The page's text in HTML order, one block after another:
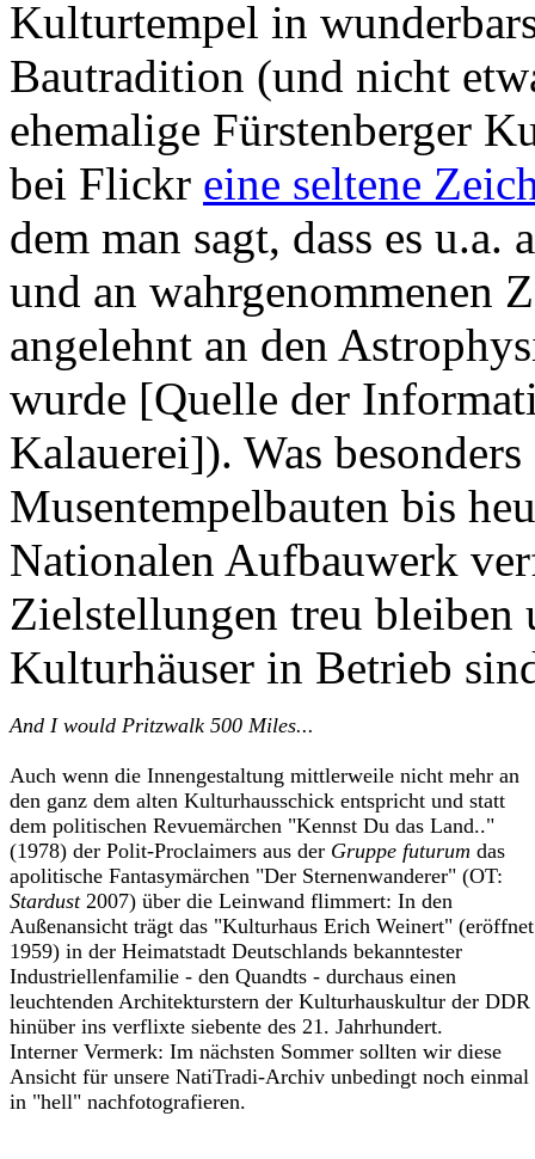
Kulturtempel in
Bautradition (und nicht
ehemalige Fürstenberger
bei Flickr eine seltene
dem man sagt, dass es
und an wahrgenommenen
angelehnt an den
wurde [Quelle der
Kalauerei]). Was
Musentempelbauten bis
Nationalen Aufbauwerk
Zielstellungen treu bleiben
Kulturhäuser in Betrieb
And I would Pritzwalk 500 Miles...
Auch wenn die Innengestaltung mittlerweile nicht mehr an
den ganz dem alten Kulturhausschick entspricht und statt
dem politischen Revuemärchen "Kennst Du das Land.."
(1978) der Polit-Proclaimers aus der Gruppe futurum das
apolitische Fantasymärchen "Der Sternenwanderer" (OT:
Stardust2007) über die Leinwand flimmert: In den
Außenansicht trägt das "Kulturhaus Erich Weinert" (eröffnet
1959) in der Heimatstadt Deutschlands bekanntester
Industriellenfamilie - den Quandts - durchaus einen
leuchtenden Architekturstern der Kulturhauskultur der DDR
hinüber ins verflixte siebente des 21. Jahrhundert.
Interner Vermerk: Im nächsten Sommer sollten wir diese
Ansicht für unsere NatiTradi-Archiv unbedingt noch einmal
in "hell" nachfotografieren.